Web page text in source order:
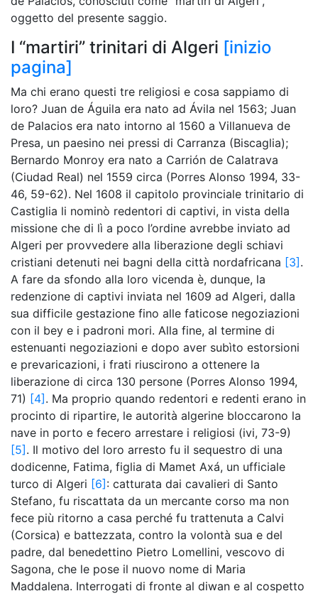
oggetto del presente saggio.
I “martiri” trinitari di Algeri [inizio
pagina]
Ma chi erano questi tre religiosi e cosa sappiamo di
loro? Juan de Águila era nato ad Ávila nel 1563; Juan
de Palacios era nato intorno al 1560 a Villanueva de
Presa, un paesino nei pressi di Carranza (Biscaglia);
Bernardo Monroy era nato a Carrión de Calatrava
(Ciudad Real) nel 1559 circa (Porres Alonso 1994, 33-
46, 59-62). Nel 1608 il capitolo provinciale trinitario di
Castiglia li nominò redentori di captivi, in vista della
missione che di lì a poco l’ordine avrebbe inviato ad
Algeri per provvedere alla liberazione degli schiavi
cristiani detenuti nei bagni della città nordafricana [3] .
A fare da sfondo alla loro vicenda è, dunque, la
redenzione di captivi inviata nel 1609 ad Algeri, dalla
sua difficile gestazione fino alle faticose negoziazioni
con il bey e i padroni mori. Alla fine, al termine di
estenuanti negoziazioni e dopo aver subìto estorsioni
e prevaricazioni, i frati riuscirono a ottenere la
liberazione di circa 130 persone (Porres Alonso 1994,
71) [4] . Ma proprio quando redentori e redenti erano in
procinto di ripartire, le autorità algerine bloccarono la
nave in porto e fecero arrestare i religiosi (ivi, 73-9)
[5] . Il motivo del loro arresto fu il sequestro di una
dodicenne, Fatima, figlia di Mamet Axá, un ufficiale
turco di Algeri [6] : catturata dai cavalieri di Santo
Stefano, fu riscattata da un mercante corso ma non
fece più ritorno a casa perché fu trattenuta a Calvi
(Corsica) e battezzata, contro la volontà sua e del
padre, dal benedettino Pietro Lomellini, vescovo di
Sagona, che le pose il nuovo nome di Maria
Maddalena. Interrogati di fronte al diwan e al cospetto